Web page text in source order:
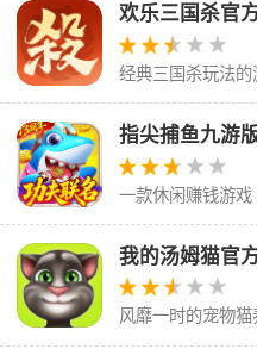
欢乐三国杀官
经典三国杀玩法的
指尖捕鱼九游
一款休闲赚钱游戏
我的汤姆猫官
风靡一时的宠物猫